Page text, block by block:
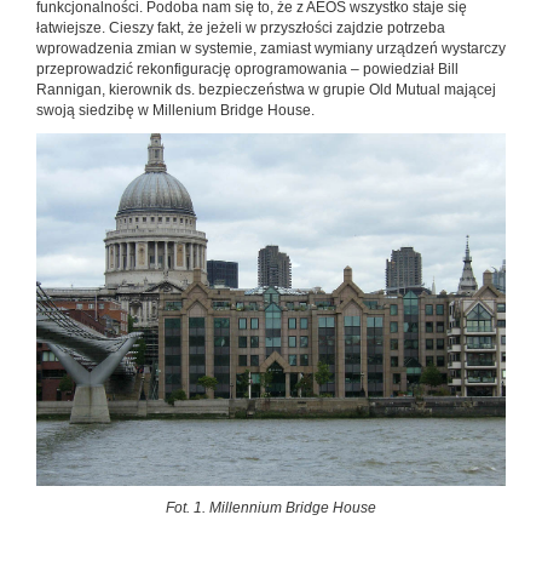
funkcjonalności. Podoba nam się to, że z AEOS wszystko staje się
łatwiejsze. Cieszy fakt, że jeżeli w przyszłości zajdzie potrzeba
wprowadzenia zmian w systemie, zamiast wymiany urządzeń wystarczy
przeprowadzić rekonfigurację oprogramowania – powiedział Bill
Rannigan, kierownik ds. bezpieczeństwa w grupie Old Mutual mającej
swoją siedzibę w Millenium Bridge House.
Fot. 1. Millennium Bridge House